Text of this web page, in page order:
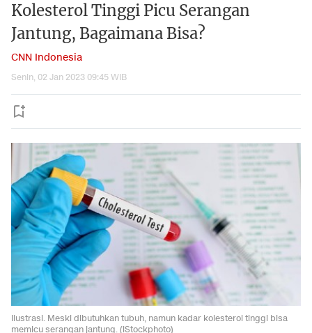
Kolesterol Tinggi Picu Serangan
Jantung, Bagaimana Bisa?
CNN Indonesia
Senin, 02 Jan 2023 09:45 WIB
Ilustrasi. Meski dibutuhkan tubuh, namun kadar kolesterol tinggi bisa
memicu serangan jantung. (iStockphoto)